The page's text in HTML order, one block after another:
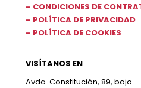
CONDICIONES DE
POLÍTICA DE PRIVACIDAD
POLÍTICA DE COOKIES
VISÍTANOS EN
Avda. Constitución, 89, bajo